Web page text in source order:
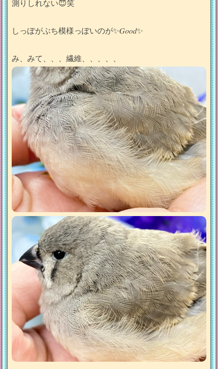
測りしれない😇笑
しっぽがぶち模様っぽいのが✨️𝐺𝑜𝑜𝑑✨️
み、みて、、、繊維、、、、、